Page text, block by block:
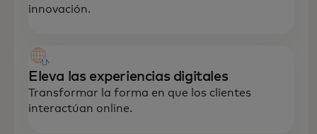
innovación.
Eleva las experiencias digitales
Transformar la forma en que los clientes
interactúan online.